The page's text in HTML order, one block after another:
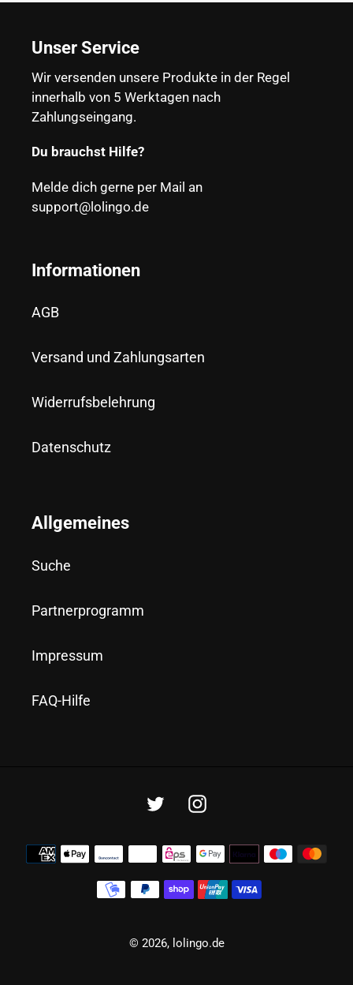
Unser Service
Wir versenden unsere Produkte in der Regel
innerhalb von 5 Werktagen nach
Zahlungseingang.
Du brauchst Hilfe?
Melde dich gerne per Mail an
support@lolingo.de
Informationen
AGB
Versand und Zahlungsarten
Widerrufsbelehrung
Datenschutz
Allgemeines
Suche
Partnerprogramm
Impressum
FAQ-Hilfe
TwitterInstagram
Zahlungsmethoden
© 2026, lolingo.de